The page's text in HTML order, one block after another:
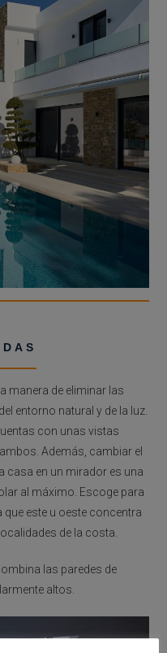
manera de eliminar las
entorno natural y de la luz.
con unas vistas
Además, cambiar el
casa en un mirador es una
al máximo. Escoge para
este u oeste concentra
de la costa.
las paredes de
altos.